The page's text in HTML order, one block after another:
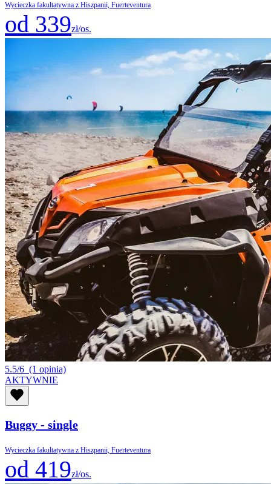
Wycieczka fakultatywna z Hiszpanii, Fuerteventura
od 339zł/os.
5.5/6 (1 opinia)
AKTYWNIE
Buggy - single
Wycieczka fakultatywna z Hiszpanii, Fuerteventura
od 419zł/os.